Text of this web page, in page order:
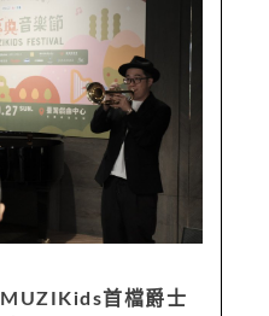
MUZIKids首檔爵士